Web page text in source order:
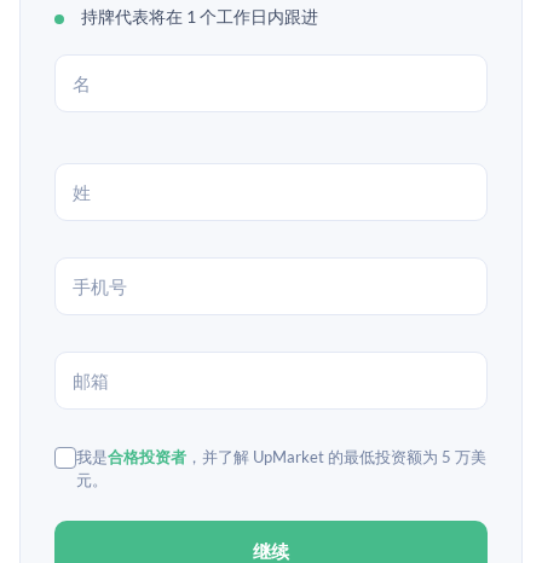
持牌代表将在 1 个工作日内跟进
我是合格投资者 ，并了解 UpMarket 的最低投资额为 5 万美
元。
继续